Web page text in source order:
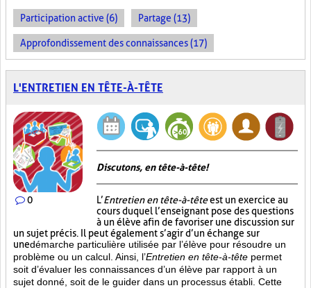
Participation active (6) Partage (13)
Approfondissement des connaissances (17)
L'ENTRETIEN EN TÊTE-À-TÊTE
0
Discutons, en tête-à-tête!
L’Entretien en tête-à-têteest un exercice au
cours duquel l’enseignant pose des questions
à un élève afin de favoriser une discussion sur
un sujet précis. Il peut également s’agir d’un échange sur
unedémarche particulière utilisée par l’élève pour résoudre un
problème ou un calcul. Ainsi, l’Entretien en tête-à-tête permet
soit d’évaluer les connaissances d’un élève par rapport à un
sujet donné, soit de le guider dans un processus établi. Cette